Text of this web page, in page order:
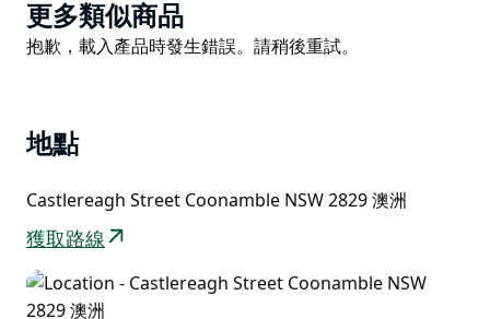
可能會持續一天、一周的工作……或幾代人。
Coonamble是名人堂的暱稱。漫步看看散落在街道上的
Product
List
更多類似商品
Product
抱歉，載入產品時發生錯誤。請稍後重試。
地點
Castlereagh Street Coonamble NSW 2829 澳洲
獲取路線